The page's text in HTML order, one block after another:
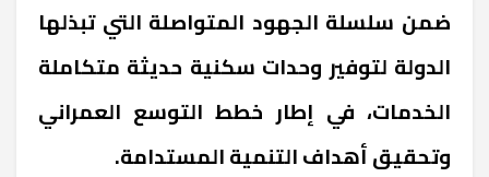
ضمن سلسلة الجهود المتواصلة التي تبذلها
الدولة لتوفير وحدات سكنية حديثة متكاملة
الخدمات، في إطار خطط التوسع العمراني
وتحقيق أهداف التنمية المستدامة.